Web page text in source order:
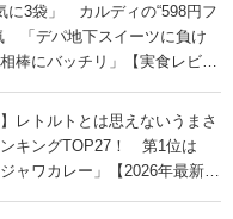
に3袋」 カルディの“598円フ
「デパ地下スイーツに負け
棒にバッチリ」【実食レビュ
レトルトとは思えないうまさ
キングTOP27！ 第1位は
ャワカレー」【2026年最新調